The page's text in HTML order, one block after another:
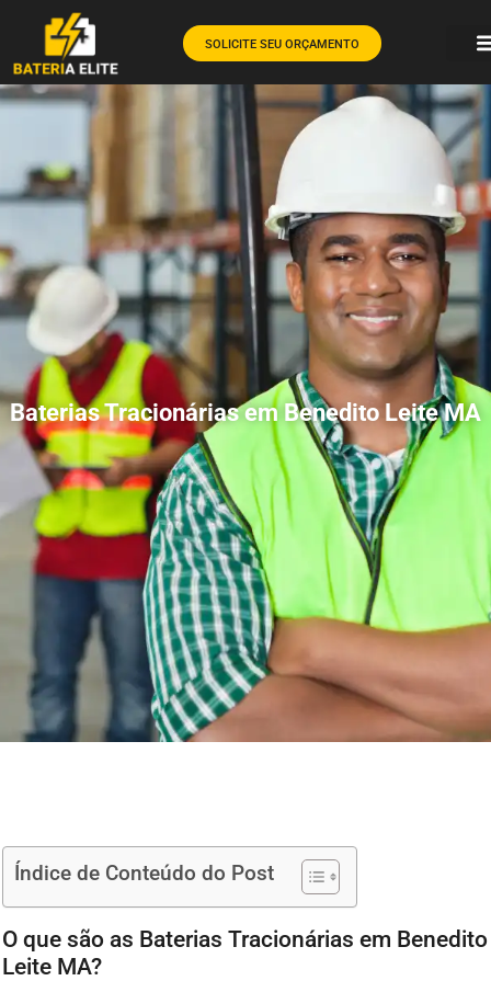
SOLICITE SEU ORÇAMENTO
Baterias Tracionárias em Benedito Leite MA
Índice de Conteúdo do Post
O que são as Baterias Tracionárias em Benedito
Leite MA?